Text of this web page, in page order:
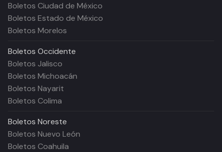
Boletos Ciudad de México
Boletos Estado de México
Boletos Morelos
Boletos Occidente
Boletos Jalisco
Boletos Michoacán
Boletos Nayarit
Boletos Colima
Boletos Noreste
Boletos Nuevo León
Boletos Coahuila